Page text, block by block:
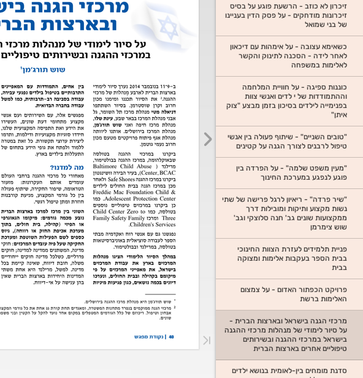
זיכרון לא כוזב - הרשעת פוגע על בסיס
זיכרונות מודחקים - על פסק הדין בעניינו
של בני שמואל
כשאימא עצובה - על אימהות עם דיכאון
לאחר לידה - הסכנה לתינוק והקשר
לאלימות במשפחה
כוננות ספיגה - על חוויית המלחמה
וההתמודדות של י לדים ואנשי צוות
בפנימייה לילדים בסיכון בזמן מבצע "צוק
איתן"
"טובים השניים" - שיתוף פעולה בין אנשי
טיפול לרבנים לצורך הגנה על קטינים
"מעין משפט שלמה" - על הפרדה בין
פוגע לנפגע במערכת החינוך
"שיר פרדה" - ריאיון לרגל פרישה של שתי
נשות מקצוע ותיקות ומובילות דרך
ממקצועות שונים גב' חנה סלוצקי וגב'
שוש צימרמן
פניית תלמידים לעזרת הצוות החינוכי
בבית הספר בעקבות אלימות ומצוקה
בבית
פרויקט הכפתור האדום - על צמצום
האלימות ברשת
מרכזי הגנה בישראל ובארצות הברית -
על סיור לימודי של מנהלות מרכזי ההגנה
בישראל במרכזי ההגנה ובשירותים
טיפוליים אחרים בארצות הברית
סדנת מומחים בין-לאומית בנושא ילדים